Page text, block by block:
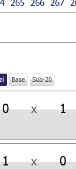
265 266 267
Base Sub-20
0 x 1
1 x 0